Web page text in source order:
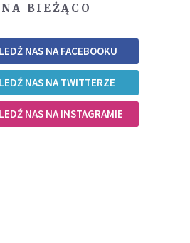
BIEŻĄCO
NAS NA FACEBOOKU
NAS NA TWITTERZE
NAS NA INSTAGRAMIE